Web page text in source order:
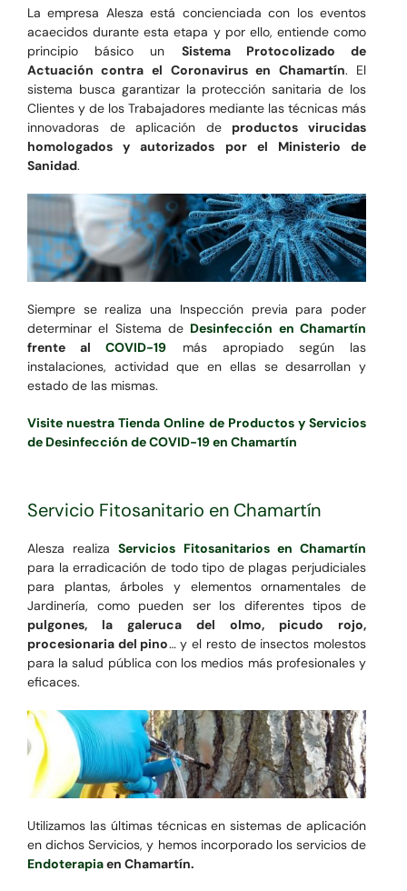
La empresa Alesza está concienciada con los eventos
acaecidos durante esta etapa y por ello, entiende como
principio básico un Sistema Protocolizado de
Actuación contra el Coronavirus en Chamartín. El
sistema busca garantizar la protección sanitaria de los
Clientes y de los Trabajadores mediante las técnicas más
innovadoras de aplicación de productos virucidas
homologados y autorizados por el Ministerio de
Sanidad.
Siempre se realiza una Inspección previa para poder
determinar el Sistema de Desinfección en Chamartín
frente alCOVID-19 más apropiado según las
instalaciones, actividad que en ellas se desarrollan y
estado de las mismas.
Visite nuestra Tienda Online de Productos y Servicios
de Desinfección de COVID-19 en Chamartín
Servicio Fitosanitario en Chamartín
Alesza realizaServicios Fitosanitarios en Chamartín
para la erradicación de todo tipo de plagas perjudiciales
para plantas, árboles y elementos ornamentales de
Jardinería, como pueden ser los diferentes tipos de
pulgones, la galeruca del olmo, picudo rojo,
procesionaria del pino… y el resto de insectos molestos
para la salud pública con los medios más profesionales y
eficaces.
Utilizamos las últimas técnicas en sistemas de aplicación
en dichos Servicios, y hemos incorporado los servicios de
Endoterapiaen Chamartín.